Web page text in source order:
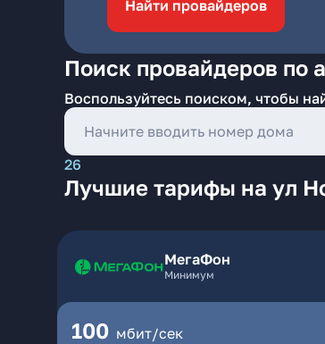
Найти провайдеров
Поиск провайдеров по
Воспользуйтесь поиском, чтобы
26
Лучшие тарифы на ул
МегаФон
Минимум
100 мбит/сек